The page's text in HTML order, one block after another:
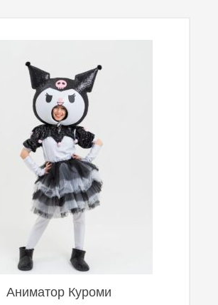
Аниматор Куроми